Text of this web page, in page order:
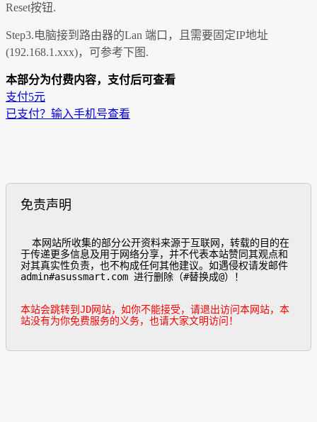
Reset按钮.
Step3.电脑接到路由器的Lan 端口，且需要固定IP地址
(192.168.1.xxx)，可参考下图.
本部分为付费内容，支付后可查看
支付5元
已支付？输入手机号查看
免责声明
于传递更多信息及用于网络分享，并不代表本站赞同其观点和
对其真实性负责，也不构成任何其他建议。如遇侵权请发邮件
admin#asussmart.com 进行删除（#替换成@）！
本站会跳转到JD网站，如你不能接受，请退出访问本网站，本
站没有为你免费服务的义务，也请大家文明访问！